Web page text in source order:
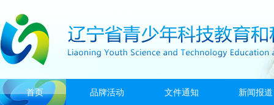
首页 品牌活动 文件通知 新闻报道